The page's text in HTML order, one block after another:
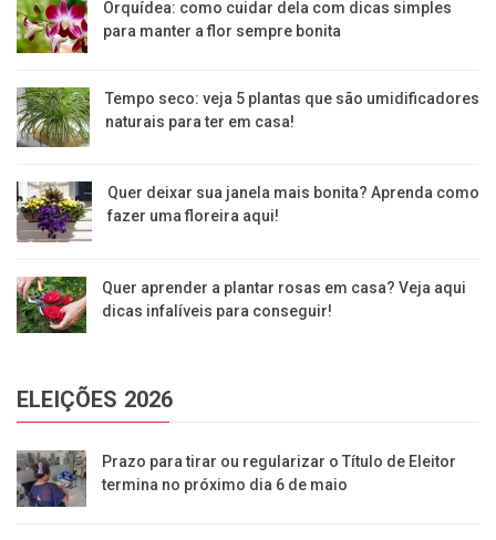
Orquídea: como cuidar dela com dicas simples
para manter a flor sempre bonita
Tempo seco: veja 5 plantas que são umidificadores
naturais para ter em casa!
Quer deixar sua janela mais bonita? Aprenda como
fazer uma floreira aqui!
Quer aprender a plantar rosas em casa? Veja aqui
dicas infalíveis para conseguir!
ELEIÇÕES 2026
Prazo para tirar ou regularizar o Título de Eleitor
termina no próximo dia 6 de maio